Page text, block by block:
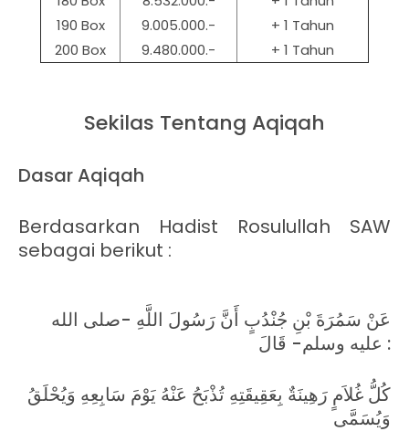
190 Box
200 Box
9.005.000.-
9.480.000.-
+ 1 Tahun
+ 1 Tahun
Sekilas Tentang Aqiqah
Dasar Aqiqah
Berdasarkan Hadist Rosulullah SAW
sebagai berikut :
عَنْ سَمُرَةَ بْنِ جُنْدُبٍ أَنَّ رَسُولَ اللَّهِ -صلى الله
عليه وسلم- قَالَ :
كُلُّ غُلاَمٍ رَهِينَةٌ بِعَقِيقَتِهِ تُذْبَحُ عَنْهُ يَوْمَ سَابِعِهِ وَيُحْلَقُ
وَيُسَمَّى